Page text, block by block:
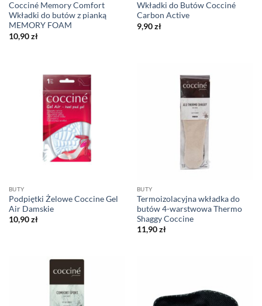
Cocciné Memory Comfort
Wkładki do butów z pianką
MEMORY FOAM
10,90zł
Wkładki do Butów Cocciné
Carbon Active
9,90zł
BUTY
Podpiętki Żelowe Coccine Gel
Air Damskie
10,90zł
BUTY
Termoizolacyjna wkładka do
butów 4-warstwowa Thermo
Shaggy Coccine
11,90zł